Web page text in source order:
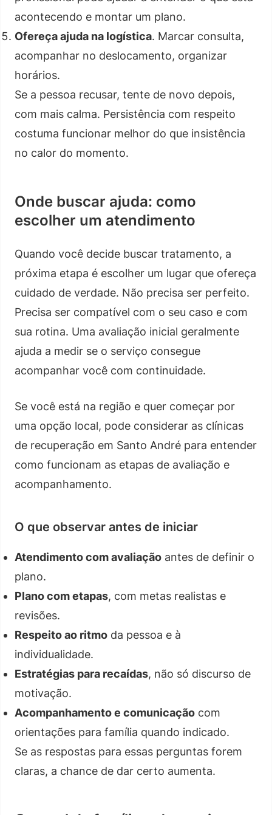
acontecendo e montar um plano.
Ofereça ajuda na logística. Marcar consulta,
acompanhar no deslocamento, organizar
horários.
Se a pessoa recusar, tente de novo depois,
com mais calma. Persistência com respeito
costuma funcionar melhor do que insistência
no calor do momento.
Onde buscar ajuda: como
escolher um atendimento
Quando você decide buscar tratamento, a
próxima etapa é escolher um lugar que ofereça
cuidado de verdade. Não precisa ser perfeito.
Precisa ser compatível com o seu caso e com
sua rotina. Uma avaliação inicial geralmente
ajuda a medir se o serviço consegue
acompanhar você com continuidade.
Se você está na região e quer começar por
uma opção local, pode considerar as clínicas
de recuperação em Santo André para entender
como funcionam as etapas de avaliação e
acompanhamento.
O que observar antes de iniciar
Atendimento com avaliação antes de definir o
plano.
Plano com etapas, com metas realistas e
revisões.
Respeito ao ritmo da pessoa e à
individualidade.
Estratégias para recaídas, não só discurso de
motivação.
Acompanhamento e comunicação com
orientações para família quando indicado.
Se as respostas para essas perguntas forem
claras, a chance de dar certo aumenta.